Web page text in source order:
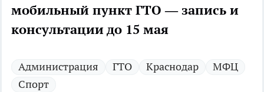
мобильный пункт ГТО — запись и
консультации до 15 мая
Администрация ГТО Краснодар
МФЦ
Спорт